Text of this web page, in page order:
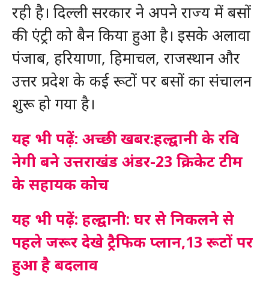
रही है। दिल्ली सरकार ने अपने राज्य में बसों
की एंट्री को बैन किया हुआ है। इसके अलावा
पंजाब, हरियाणा, हिमाचल, राजस्थान और
उत्तर प्रदेश के कई रूटों पर बसों का संचालन
शुरू हो गया है।
यह भी पढ़ें: अच्छी खबर:हल्द्वानी के रवि
नेगी बने उत्तराखंड अंडर-23 क्रिकेट टीम
के सहायक कोच
यह भी पढ़ें: हल्द्वानी: घर से निकलने से
पहले जरूर देखे ट्रैफिक प्लान,13 रूटों पर
हुआ है बदलाव